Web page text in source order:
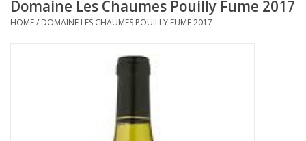
Domaine Les Chaumes Pouilly Fume 2017
HOME/ DOMAINE LES CHAUMES POUILLY FUME 2017